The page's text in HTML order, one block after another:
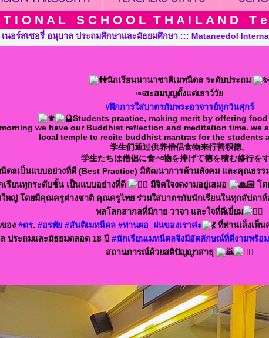
I O N A L S C H O O L T H A I L A N D T
International School Thailand, Pre-Kindergarten,
นักเรียนนานาชาติเมทนีดล ระดับประถม
￼สะสมบุญตั้งแต่เยาว์วัย
#ฝึกการใส่บาตรกับพระอาจารย์ทุกวันศุกร์
Students practice, making merit by offering
we have our Buddhist reflection and meditation time. we
local temple to recite buddhist mantras for the students
学生们通过供养僧侣食物来行善积德。
学生たちは僧侶に食べ物を捧げて徳を積む修行を
นีดลเป็นแบบอย่างที่ดี (Best Practice) มีพัฒนาการด้านสังคม และคุณธร
รียนทุกระดับชั้น เป็นแบบอย่างที่ดี
มีจิตใจงดงามอยู่เสมอ โด
ใหญ่ โดยมีคุณครูต่างชาติ คุณครูไทย ร่วมใส่บาตรกับนักเรียนในทุกสัปดา
พลโลกสากลที่มีกาย วาจา และใจที่ดีเยี่ยม
อง #ดร. #อรทัย #สันติเมทนีดล #ท่านผอ_ฝนของเราค่ะ
ที่ท่านเล็งเห็น
ประถมและมัธยมตลอด 18 ปี #นักเรียนเมทนีดลจึงมีอัตลักษณ์ที่ดีงามพร้อ
สถานการณ์ด้วยสติปัญญาสาธุ